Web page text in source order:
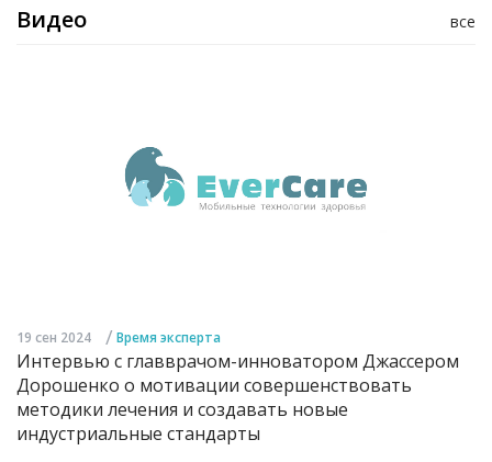
все
Видео
19 сен 2024 / Время эксперта
Интервью с главврачом-инноватором Джассером
Дорошенко о мотивации совершенствовать
методики лечения и создавать новые
индустриальные стандарты